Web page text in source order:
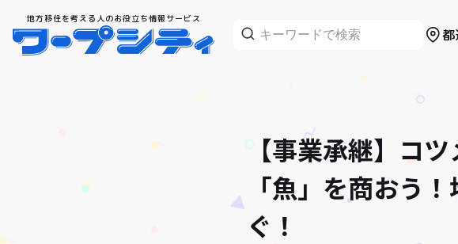
地方移住を考える人のお役立ち情報サービス
都
【事業承継】コ
「魚」を商おう
ぐ！